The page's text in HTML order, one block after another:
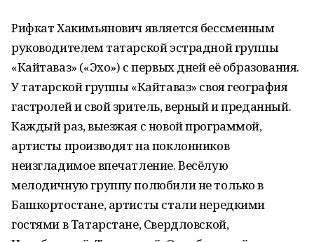
Рифкат Хакимьянович является бессменным
руководителем татарской эстрадной группы
«Кайтаваз» («Эхо») с первых дней её образования.
У татарской группы «Кайтаваз» своя география
гастролей и свой зритель, верный и преданный.
Каждый раз, выезжая с новой программой,
артисты производят на поклонников
неизгладимое впечатление. Весёлую
мелодичную группу полюбили не только в
Башкортостане, артисты стали нередкими
гостями в Татарстане, Свердловской,